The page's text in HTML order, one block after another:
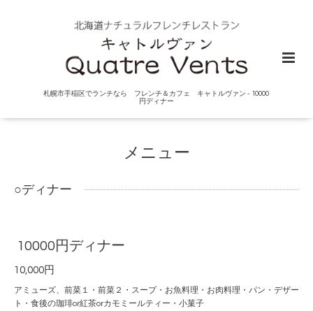
札幌市手稲区でランチなら フレンチ＆カフェ キャトルヴァン - 10000
円ディナー
メニュー
○ディナー
10000円ディナー
10,000円
アミューズ、前菜１・前菜２・スープ・お魚料理・お肉料理・パン・デザー
ト・食後の珈琲or紅茶orカモミールティー・小菓子